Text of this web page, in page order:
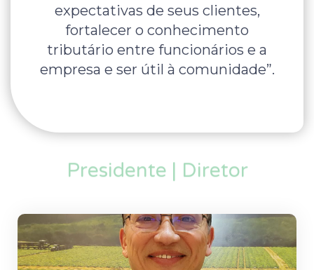
Presidente | Diretor
expectativas de seus clientes,
fortalecer o conhecimento
tributário entre funcionários e a
empresa e ser útil à comunidade”.